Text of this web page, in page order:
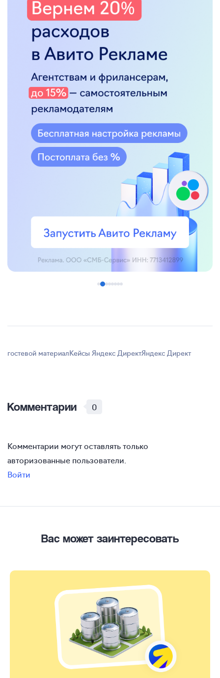
гостевой материалКейсы Яндекс ДиректЯндекс Директ
Комментарии 0
Комментарии могут оставлять только
авторизованные пользователи.
Войти
Вас может заинтересовать